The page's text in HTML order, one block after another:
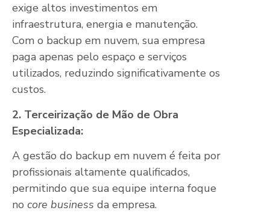
exige altos investimentos em
infraestrutura, energia e manutenção.
Com o backup em nuvem, sua empresa
paga apenas pelo espaço e serviços
utilizados, reduzindo significativamente os
custos.
2. Terceirização de Mão de Obra
Especializada:
A gestão do backup em nuvem é feita por
profissionais altamente qualificados,
permitindo que sua equipe interna foque
no core business da empresa.